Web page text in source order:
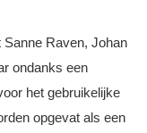
Raven, Johan
ondanks een
het gebruikelijke
opgevat als een